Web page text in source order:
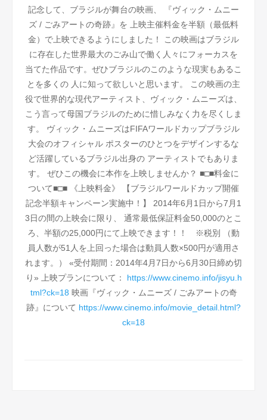
記念して、ブラジルが舞台の映画、
『ヴィック・ムニー
ズ / ごみアートの奇跡』を
上映主催料金を半額（最低料
金）で上映できるようにしました！
この映画はブラジル
に存在した世界最大のごみ山で働く人々にフォーカスを
当てた作品です。ぜひブラジルのこのような現実もあるこ
とを多くの 人に知って欲しいと思います。
この映画の主
役で世界的な現代アーティスト、ヴィック・ムニーズは、
こう言って母国ブラジルのために惜しみなく力を尽くしま
す。 ヴィック・ムニーズはFIFAワールドカップブラジル
大会のオフィシャル ポスターのひとつをデザインするな
ど活躍しているブラジル出身の アーティストでもありま
す。 ぜひこの機会に本作を上映しませんか？ ■□■料金に
ついて■□■
《上映料金》
【ブラジルワールドカップ開催
記念半額キャンペーン実施中！】 2014年6月1日から7月1
3日の間の上映会に限り、 通常最低保証料金50,000のとこ
ろ、半額の25,000円にて上映できます！！ ※税別
（動
員人数が51人を上回った場合は動員人数×500円が適用さ
れます。） «受付期間：2014年4月7日から6月30日締め切
り»
上映プランについて： https://www.cinemo.info/jisyu.h
tml?ck=18 映画『ヴィック・ムニーズ / ごみアートの奇
跡』について https://www.cinemo.info/movie_detail.html?
ck=18